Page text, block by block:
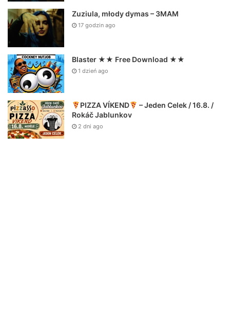
Zuziula, młody dymas – 3MAM
17 godzin ago
Blaster ★★ Free Download ★★
1 dzień ago
PIZZA VÍKEND
– Jeden Celek / 16.8. /
Rokáč Jablunkov
2 dni ago